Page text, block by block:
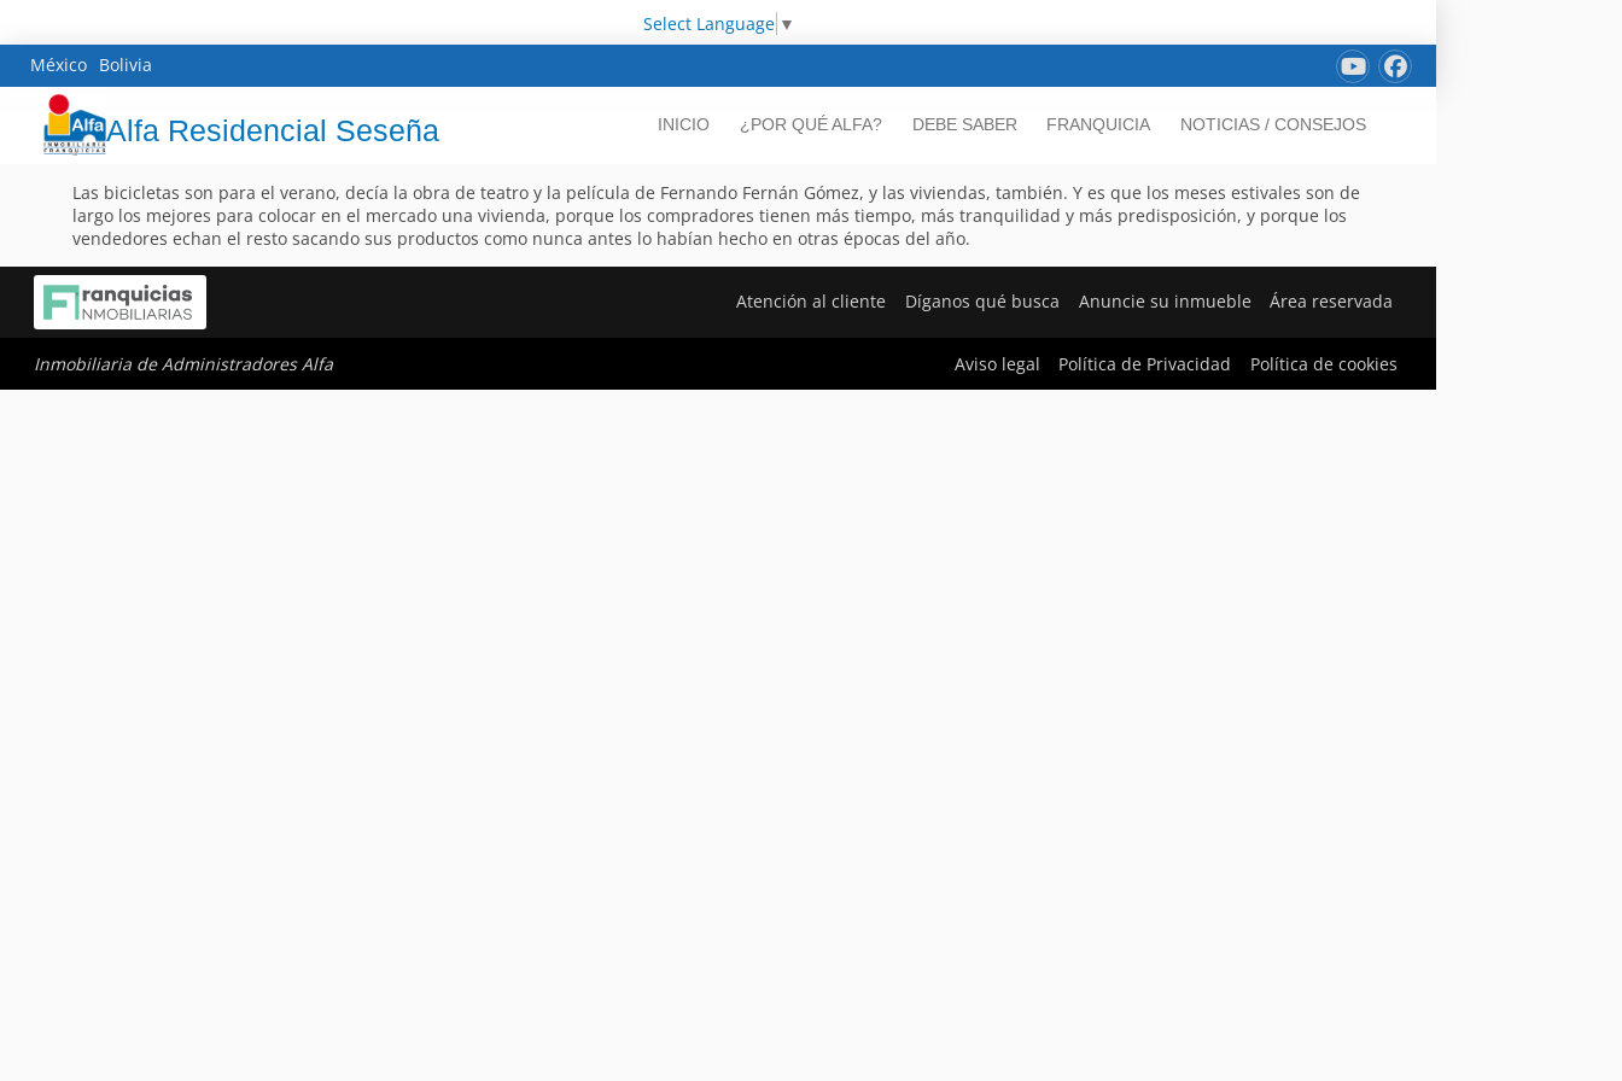
Select Language ▼
México Bolivia
Alfa Residencial Seseña INICIO ¿POR QUÉ ALFA? DEBE SABER FRANQUICIA NOTICIAS / CONSEJOS
Las bicicletas son para el verano, decía la obra de teatro y la película de Fernando Fernán Gómez, y las viviendas, también. Y es que los meses estivales son de
largo los mejores para colocar en el mercado una vivienda, porque los compradores tienen más tiempo, más tranquilidad y más predisposición, y porque los
vendedores echan el resto sacando sus productos como nunca antes lo habían hecho en otras épocas del año.
Atención al cliente Díganos qué busca Anuncie su inmueble Área reservada
Inmobiliaria de Administradores Alfa Aviso legal Política de Privacidad Política de cookies